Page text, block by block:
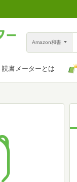
Amazon和書
読書メーターとは